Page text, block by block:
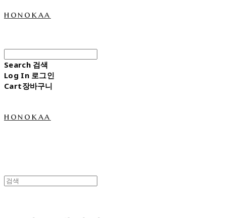
honokaa
Search 검색
Log In 로그인
Cart장바구니
honokaa